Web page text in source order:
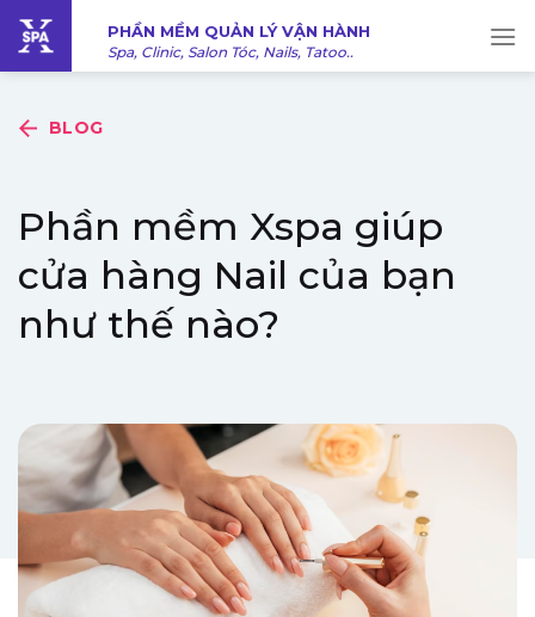
Bỏ
qua
nội
PHẦN MỀM QUẢN LÝ VẬN HÀNH
Spa, Clinic, Salon Tóc, Nails, Tatoo..
BLOG
Phần mềm Xspa giúp
cửa hàng Nail của bạn
như thế nào?